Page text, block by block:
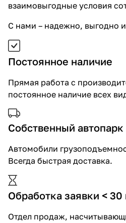
взаимовыгодные условия
С нами – надежно, выгодно
Постоянное наличие
Прямая работа с
постоянное наличие всех
Собственный автопарк
Автомобили
Всегда быстрая доставка.
Обработка заявки < 30
Отдел продаж,